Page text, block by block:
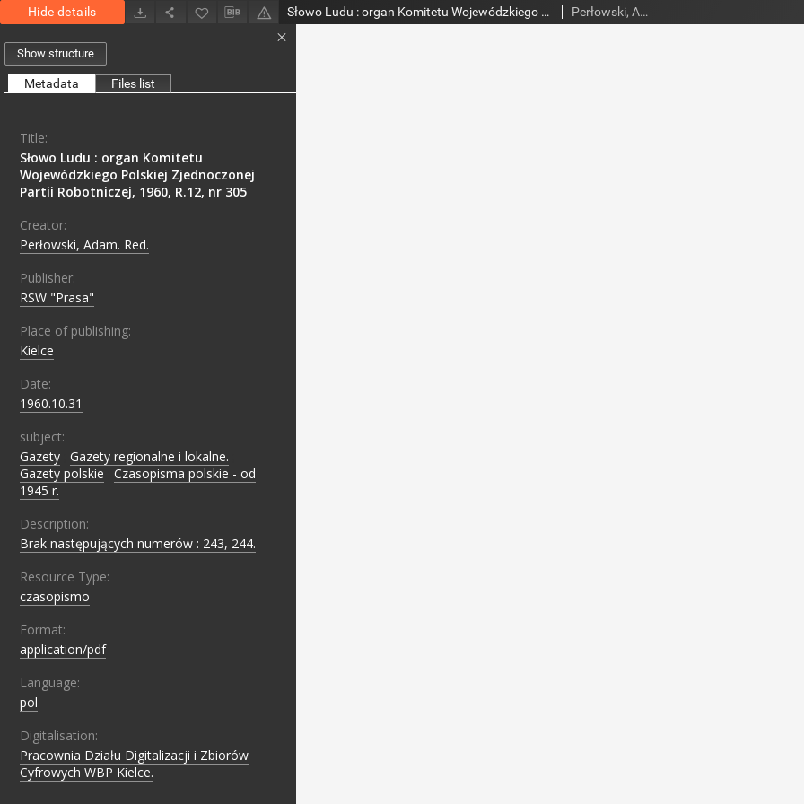
Hide details Słowo Ludu : organ Komitetu Wojewódzkiego Polskiej Zjednoczonej Partii Robotniczej, 1960, R.12, nr 305 Perłowski, Adam. Red.
Show structure
Metadata Files list
Title:
Słowo Ludu : organ Komitetu
Wojewódzkiego Polskiej Zjednoczonej
Partii Robotniczej, 1960, R.12, nr 305
Creator:
Perłowski, Adam. Red.
Publisher:
RSW "Prasa"
Place of publishing:
Kielce
Date:
1960.10.31
subject:
Gazety Gazety regionalne i lokalne.
Gazety polskie
Czasopisma polskie - od
1945 r.
Description:
Brak następujących numerów : 243, 244.
Resource Type:
czasopismo
Format:
application/pdf
Language:
pol
Digitalisation:
Pracownia Działu Digitalizacji i Zbiorów
Cyfrowych WBP Kielce.